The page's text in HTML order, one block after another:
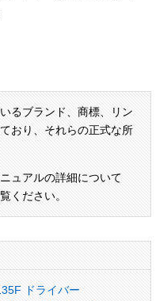
るブランド、商標、リン
おり、それらの正式な所
ュアルの詳細について
ください。
ドライバー